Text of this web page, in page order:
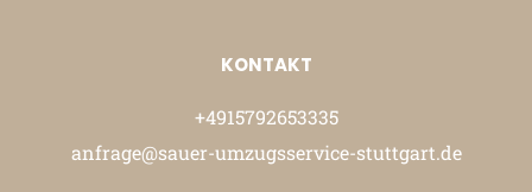
KONTAKT
+4915792653335
anfrage@sauer-umzugsservice-stuttgart.de